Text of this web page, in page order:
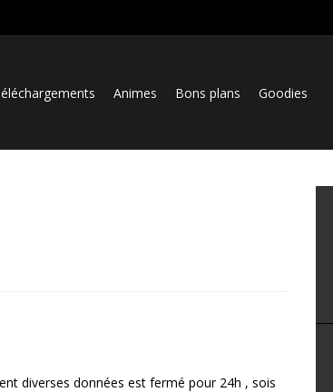
Animes Bons plans Goodies
diverses données est fermé pour 24h , sois